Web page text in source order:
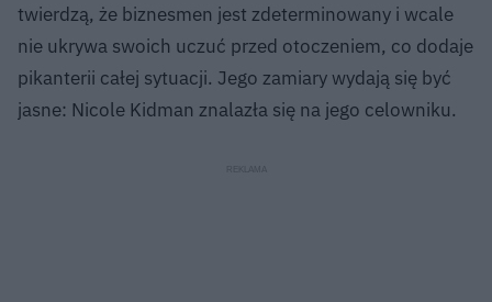
twierdzą, że biznesmen jest zdeterminowany i wcale
nie ukrywa swoich uczuć przed otoczeniem, co dodaje
pikanterii całej sytuacji. Jego zamiary wydają się być
jasne: Nicole Kidman znalazła się na jego celowniku.